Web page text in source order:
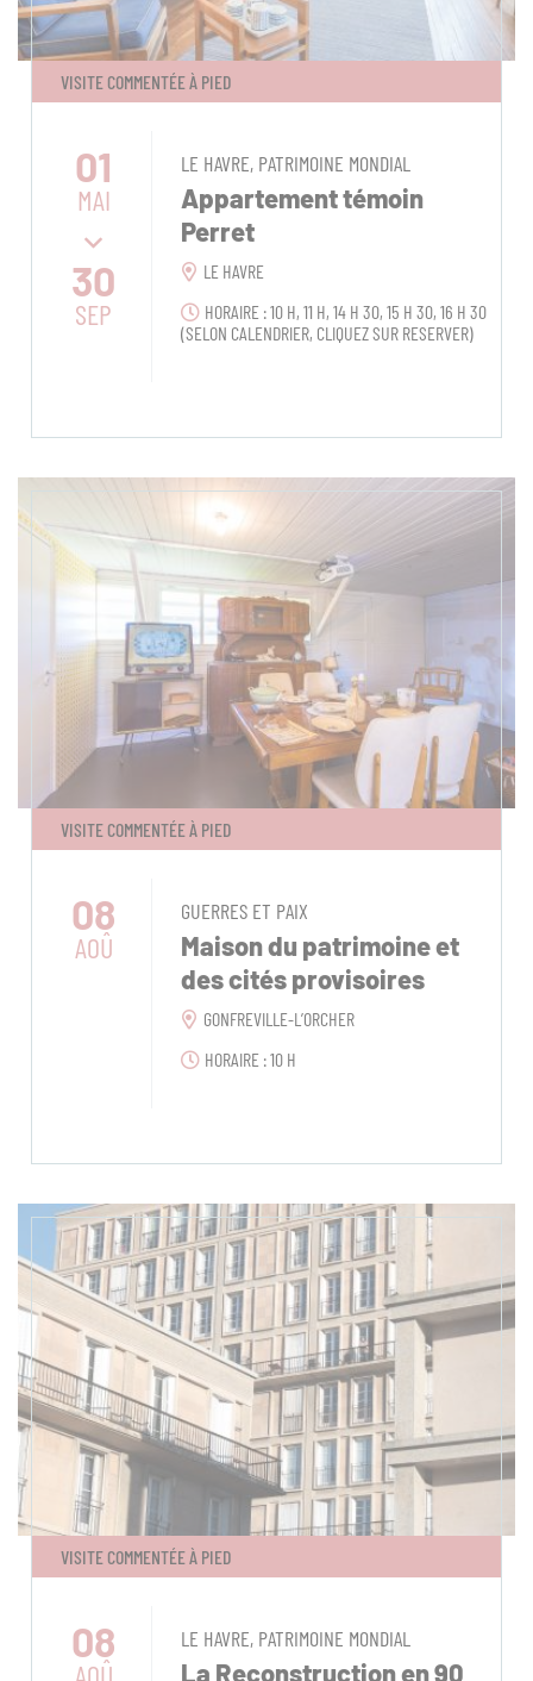
VISITE COMMENTÉE À PIED
01
MAI
30
SEP
LE HAVRE, PATRIMOINE MONDIAL
Appartement témoin
Perret
LE HAVRE
HORAIRE : 10 H, 11 H, 14 H 30, 15 H 30, 16 H 30
(SELON CALENDRIER, CLIQUEZ SUR RESERVER)
VISITE COMMENTÉE À PIED
08
AOÛ
GUERRES ET PAIX
Maison du patrimoine et
des cités provisoires
GONFREVILLE-L’ORCHER
HORAIRE : 10 H
VISITE COMMENTÉE À PIED
08 LE HAVRE, PATRIMOINE MONDIAL
La Reconstruction en 90